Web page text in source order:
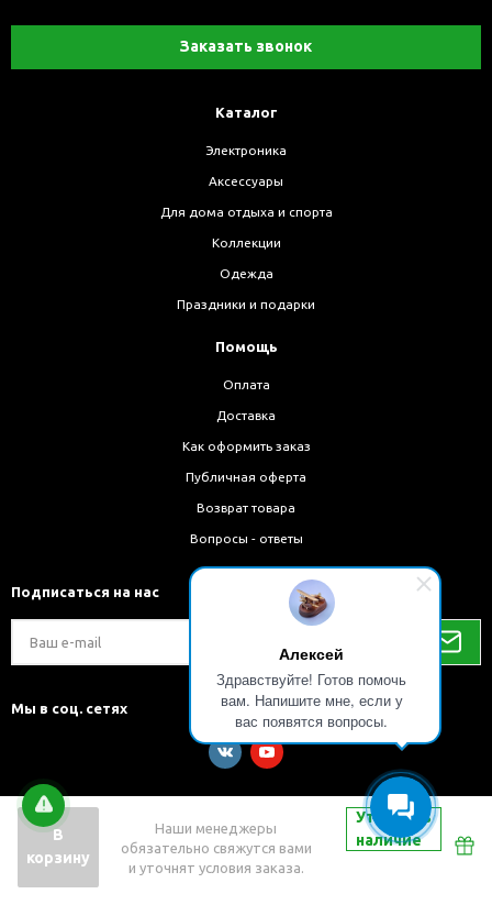
Алексей
Здравствуйте! Готов помочь
вам. Напишите мне, если у
вас появятся вопросы.
Уточнить
наличие
В
корзину
Наши менеджеры
обязательно свяжутся вами
и уточнят условия заказа.
Заказать звонок
Каталог
Электроника
Аксессуары
Для дома отдыха и спорта
Коллекции
Одежда
Праздники и подарки
Помощь
Оплата
Доставка
Как оформить заказ
Публичная оферта
Возврат товара
Вопросы - ответы
Подписаться на нас
Мы в соц. сетях
Разработка и внедрение решений на 1С-Битрикс